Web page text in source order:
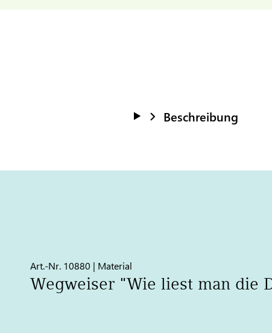
Beschreibung
Art.-Nr. 10880 | Material
Wegweiser "Wie liest man die